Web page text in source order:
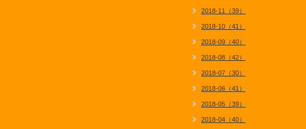
2018-11（39）
2018-10（41）
2018-09（40）
2018-08（42）
2018-07（30）
2018-06（41）
2018-05（39）
2018-04（40）